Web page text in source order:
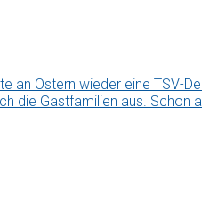
an Ostern wieder eine TSV-
die Gastfamilien aus. Schon